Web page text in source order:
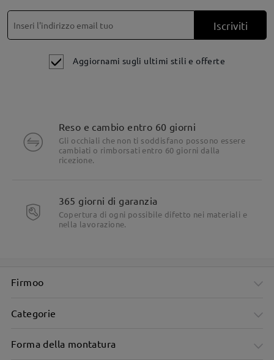
Iscriviti
Aggiornami sugli ultimi stili e offerte
Reso e cambio entro 60 giorni
Gli occhiali che non ti soddisfano possono essere
cambiati o rimborsati entro 60 giorni dalla
ricezione.
365 giorni di garanzia
Copertura di ogni possibile difetto nei materiali e
nella lavorazione.
Firmoo
Categorie
Forma della montatura